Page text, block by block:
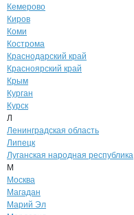
Кемерово
Киров
Коми
Кострома
Краснодарский край
Красноярский край
Крым
Курган
Курск
Л
Ленинградская область
Липецк
Луганская народная республика
М
Москва
Магадан
Марий Эл